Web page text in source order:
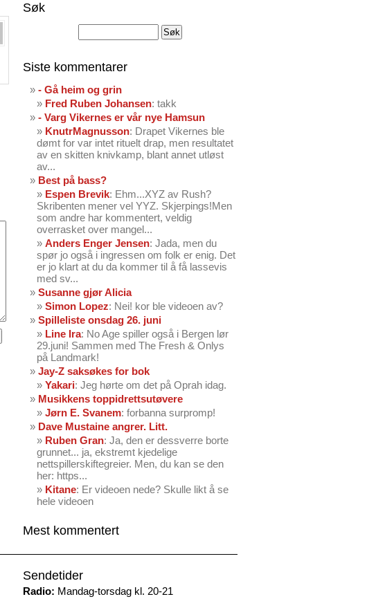
Søk
Siste kommentarer
- Gå heim og grin
Fred Ruben Johansen: takk
- Varg Vikernes er vår nye Hamsun
KnutrMagnusson: Drapet Vikernes ble
dømt for var intet rituelt drap, men resultatet
av en skitten knivkamp, blant annet utløst
av...
Best på bass?
Espen Brevik: Ehm...XYZ av Rush?
Skribenten mener vel YYZ. Skjerpings!Men
som andre har kommentert, veldig
overrasket over mangel...
Anders Enger Jensen: Jada, men du
spør jo også i ingressen om folk er enig. Det
er jo klart at du da kommer til å få lassevis
med sv...
Susanne gjør Alicia
Simon Lopez: Nei! kor ble videoen av?
Spilleliste onsdag 26. juni
Line Ira: No Age spiller også i Bergen lør
29.juni! Sammen med The Fresh & Onlys
på Landmark!
Jay-Z saksøkes for bok
Yakari: Jeg hørte om det på Oprah idag.
Musikkens toppidrettsutøvere
Jørn E. Svanem: forbanna surpromp!
Dave Mustaine angrer. Litt.
Ruben Gran: Ja, den er dessverre borte
grunnet... ja, ekstremt kjedelige
nettspillerskiftegreier. Men, du kan se den
her: https...
Kitane: Er videoen nede? Skulle likt å se
hele videoen
Mest kommentert
Sendetider
Radio: Mandag-torsdag kl. 20-21